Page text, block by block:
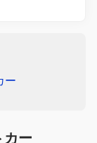
ー
カー